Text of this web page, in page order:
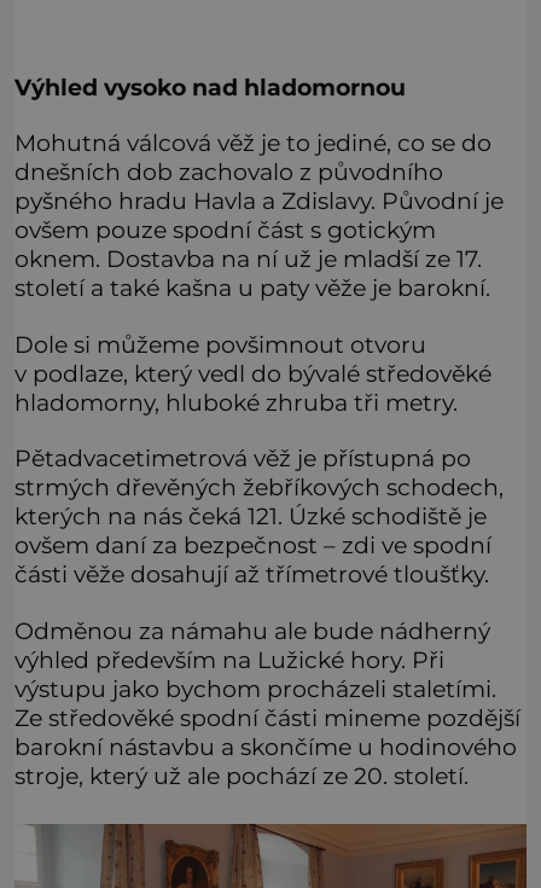
Výhled vysoko nad hladomornou
Mohutná válcová věž je to jediné, co se do
dnešních dob zachovalo z původního
pyšného hradu Havla a Zdislavy. Původní je
ovšem pouze spodní část s gotickým
oknem. Dostavba na ní už je mladší ze 17.
století a také kašna u paty věže je barokní.
Dole si můžeme povšimnout otvoru
v podlaze, který vedl do bývalé středověké
hladomorny, hluboké zhruba tři metry.
Pětadvacetimetrová věž je přístupná po
strmých dřevěných žebříkových schodech,
kterých na nás čeká 121. Úzké schodiště je
ovšem daní za bezpečnost – zdi ve spodní
části věže dosahují až třímetrové tloušťky.
Odměnou za námahu ale bude nádherný
výhled především na Lužické hory. Při
výstupu jako bychom procházeli staletími.
Ze středověké spodní části mineme pozdější
barokní nástavbu a skončíme u hodinového
stroje, který už ale pochází ze 20. století.